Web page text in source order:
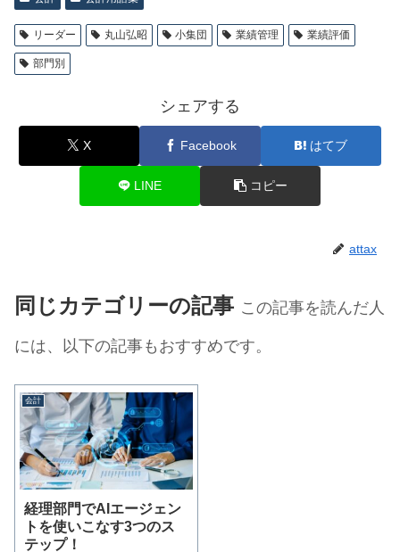
リーダー 丸山弘昭 小集団 業績管理 業績評価
部門別
シェアする
X Facebook はてブ
LINE コピー
attax
同じカテゴリーの記事 この記事を読んだ人
には、以下の記事もおすすめです。
会計
経理部門でAIエージェン
トを使いこなす3つのス
テップ！